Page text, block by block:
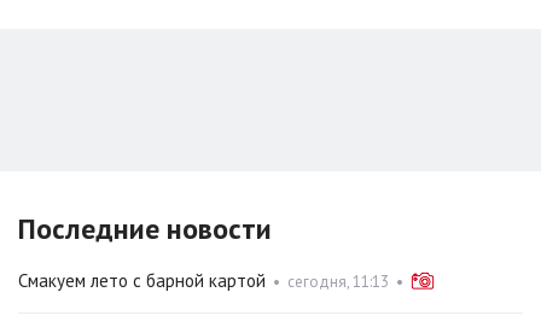
Последние новости
Смакуем лето с барной картой • сегодня, 11:13 •